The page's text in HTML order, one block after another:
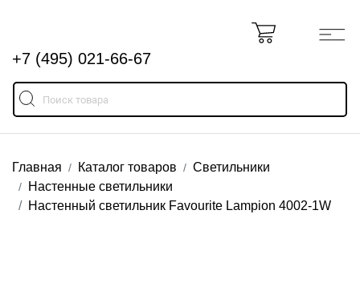
+7 (495) 021-66-67
Главная Каталог товаров
Светильники
Настенные светильники
Настенный светильник Favourite Lampion 4002-1W